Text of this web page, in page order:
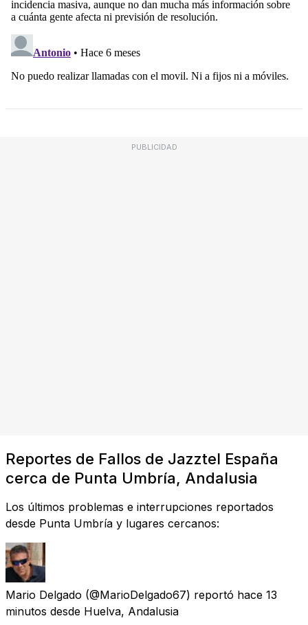
PUBLICIDAD
Reportes de Fallos de Jazztel España
cerca de Punta Umbría, Andalusia
Los últimos problemas e interrupciones reportados
desde Punta Umbría y lugares cercanos:
Mario Delgado (@MarioDelgado67) reportó hace 13
minutos desde Huelva, Andalusia